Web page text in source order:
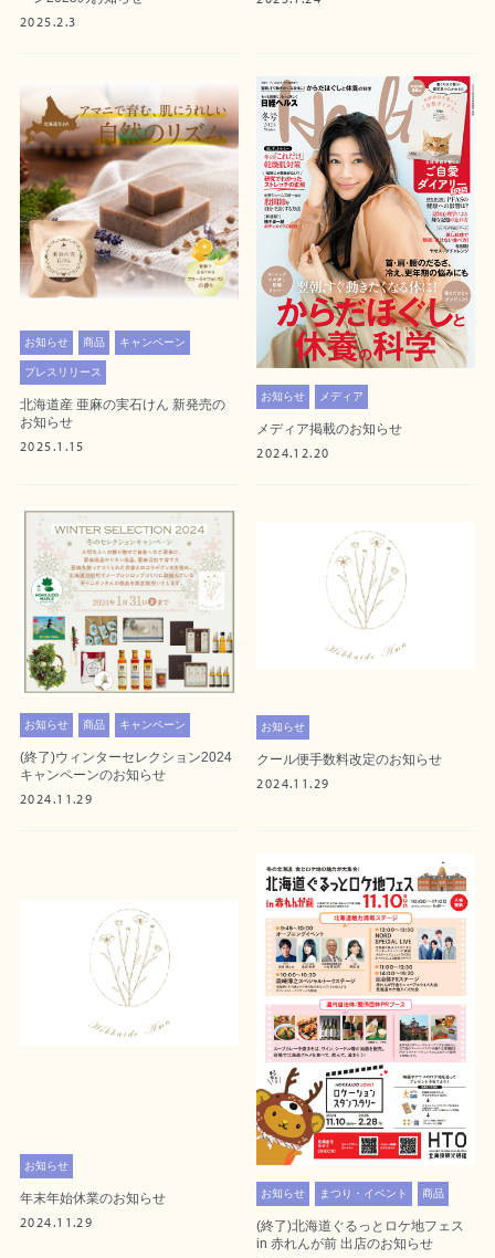
2025.2.3
お知らせ 商品 キャンペーン
プレスリリース
北海道産 亜麻の実石けん 新発売の
お知らせ
2025.1.15
お知らせ メディア
メディア掲載のお知らせ
2024.12.20
お知らせ 商品 キャンペーン
(終了)ウィンターセレクション2024
キャンペーンのお知らせ
2024.11.29
お知らせ
クール便手数料改定のお知らせ
2024.11.29
お知らせ
年末年始休業のお知らせ
2024.11.29
お知らせ まつり・イベント 商品
(終了)北海道ぐるっとロケ地フェス
in 赤れんが前 出店のお知らせ